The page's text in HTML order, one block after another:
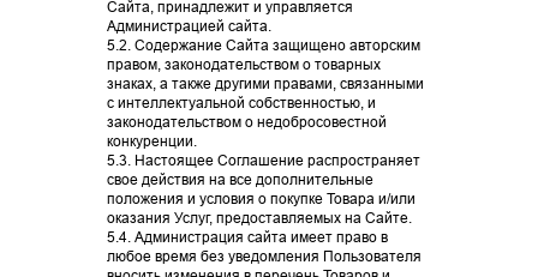
Сайта, принадлежит и управляется
Администрацией сайта.
5.2. Содержание Сайта защищено авторским
правом, законодательством о товарных
знаках, а также другими правами, связанными
с интеллектуальной собственностью, и
законодательством о недобросовестной
конкуренции.
5.3. Настоящее Соглашение распространяет
свое действия на все дополнительные
положения и условия о покупке Товара и/или
оказания Услуг, предоставляемых на Сайте.
5.4. Администрация сайта имеет право в
любое время без уведомления Пользователя
ПОДРОБНЕЕ
самых качественных и новейших
препаратах и использование лучшего
оборудования